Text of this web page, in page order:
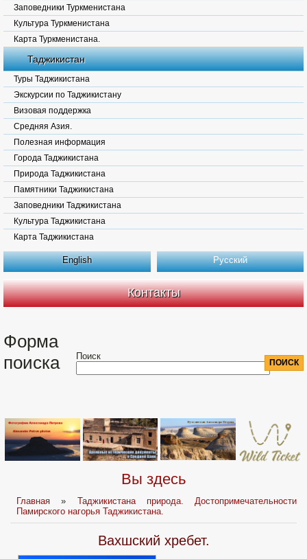
Заповедники Туркменистана
Культура Туркменистана
Карта Туркменистана.
Таджикистан
Туры Таджикистана
Экскурсии по Таджикистану
Визовая поддержка
Средняя Азия.
Полезная информация
Города Таджикистана
Природа Таджикистана
Памятники Таджикистана
Заповедники Таджикистана
Культура Таджикистана
Карта Таджикистана
English Русский
Контакты
Форма
поиска
Поиск
Вы здесь
Главная » Таджикистана природа. Достопримечательности
Памирского нагорья Таджикистана.
Вахшский хребет.